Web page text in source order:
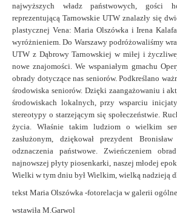
najwyższych władz państwowych, gości
reprezentującą Tarnowskie UTW znalazły się
plastycznej Vena: Maria Olszówka i Irena
wyróżnieniem.Do Warszawy podróżowaliśmy
UTW z Dąbrowy Tarnowskiej w miłej i
nowe znajomości.We wspaniałym gmachu
obrady dotyczące nas seniorów.Podkreślano
środowiska seniorów. Dzięki zaangażowaniu i
środowiskach lokalnych, przy wsparciu
stereotypy o starzejącym się społeczeństwie.
życia. Właśnie takim ludziom o wielkim
zasłużonym, dziękował prezydent
odznaczenia państwowe. Zwieńczeniem
najnowszej płyty piosenkarki, naszej młodej
Wielki w tym dniu był Wielkim, wielką nadzieją
tekst Maria Olszówka -fotorelacja w galerii
wstawiła M.Garwol